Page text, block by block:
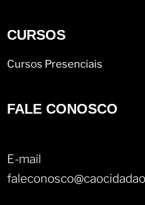
CURSOS
Cursos Presenciais
FALE CONOSCO
E-mail